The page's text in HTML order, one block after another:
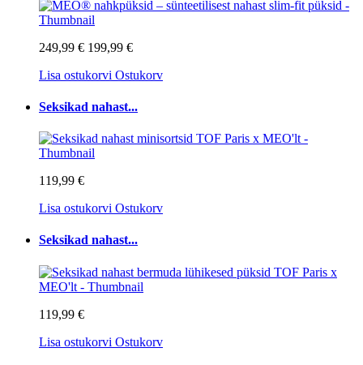
249,99 € 199,99 €
Lisa ostukorvi Ostukorv
Seksikad nahast...
119,99 €
Lisa ostukorvi Ostukorv
Seksikad nahast...
119,99 €
Lisa ostukorvi Ostukorv